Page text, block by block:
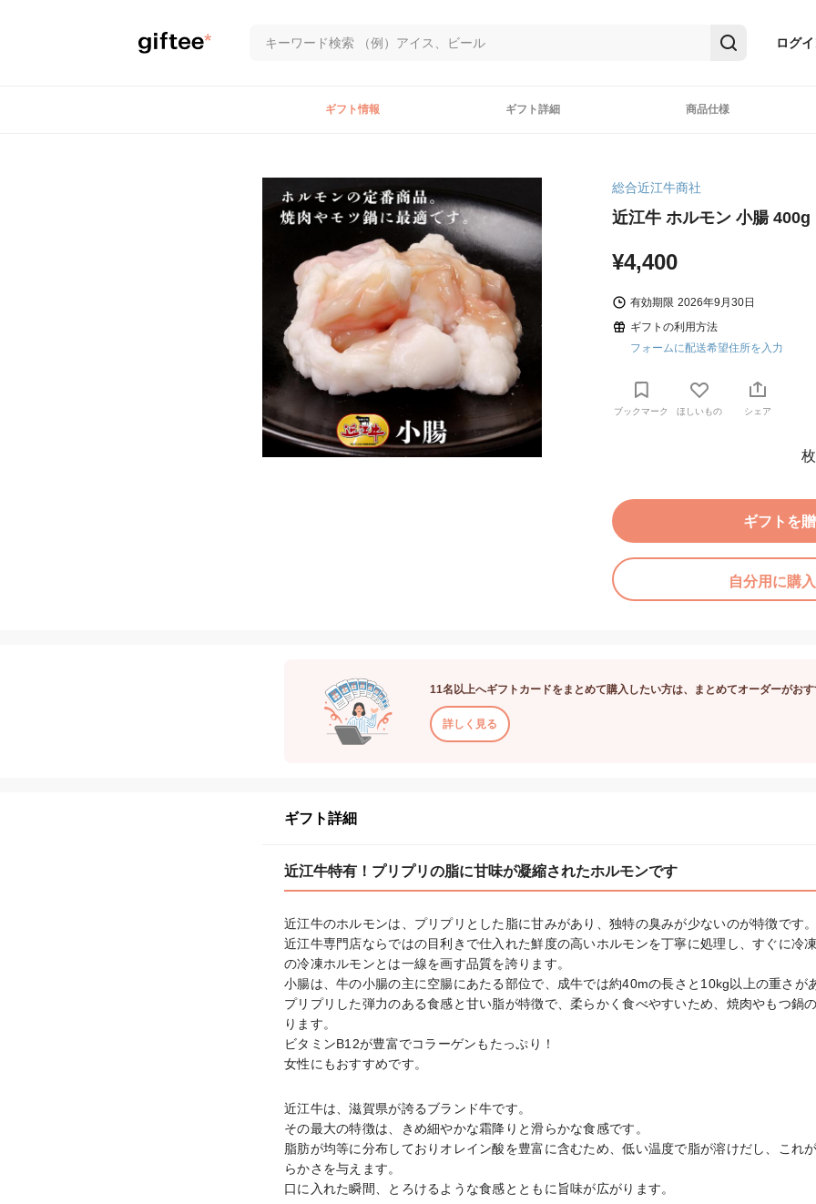
ログ
ギフト情報 ギフト詳細 商品仕様
総合近江牛商社
近江牛 ホルモン 小腸 400g
¥4,400
有効期限 2026年9月30日
ギフトの利用方法
フォームに配送希望住所を入力
ブックマーク ほしいもの シェア
ギフトを
自分用に購
11名以上へギフトカードをまとめて購入したい方は、まとめてオーダーがおす
詳しく見る
ギフト詳細
近江牛特有！プリプリの脂に甘味が凝縮されたホルモンです
近江牛のホルモンは、プリプリとした脂に甘みがあり、独特の臭みが少ないのが特徴です。
近江牛専門店ならではの目利きで仕入れた鮮度の高いホルモンを丁寧に処理し、すぐに冷
の冷凍ホルモンとは一線を画す品質を誇ります。
小腸は、牛の小腸の主に空腸にあたる部位で、成牛では約40mの長さと10kg以上の重さが
プリプリした弾力のある食感と甘い脂が特徴で、柔らかく食べやすいため、焼肉やもつ鍋
ります。
ビタミンB12が豊富でコラーゲンもたっぷり！
女性にもおすすめです。
近江牛は、滋賀県が誇るブランド牛です。
その最大の特徴は、きめ細やかな霜降りと滑らかな食感です。
脂肪が均等に分布しておりオレイン酸を豊富に含むため、低い温度で脂が溶けだし、これ
らかさを与えます。
口に入れた瞬間、とろけるような食感とともに旨味が広がります。